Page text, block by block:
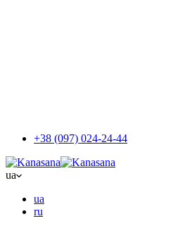
+38 (097) 024-24-44
ua
ua
ru